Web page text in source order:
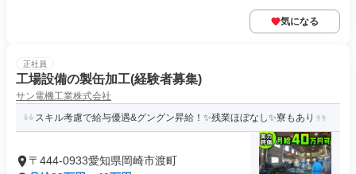
気になる
正社員
工場設備の製缶加工(経験者募集)
サン電機工業株式会社
スキル考慮で給与優遇&グングン昇給！✨残業ほぼなし✨寮もあり
〒444-0933愛知県岡崎市渡町